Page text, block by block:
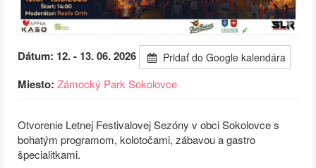
Dátum: 12. - 13. 06. 2026 Pridať do Google kalendára
Miesto: Zámocký Park Sokolovce
Otvorenie Letnej Festivalovej Sezóny v obci Sokolovce s
bohatým programom, kolotočami, zábavou a gastro
špecialitkami.